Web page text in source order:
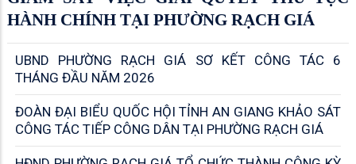
HOẠT ĐỘNG HĐND VÀ UBND